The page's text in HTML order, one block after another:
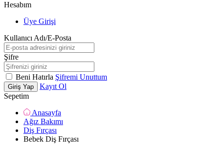
Hesabım
Üye Girişi
Kullanıcı Adı/E-Posta
Şifre
Beni Hatırla Şifremi Unuttum
Giriş Yap
Kayıt Ol
Sepetim
Anasayfa
Ağız Bakımı
Diş Fırçası
Bebek Diş Fırçası